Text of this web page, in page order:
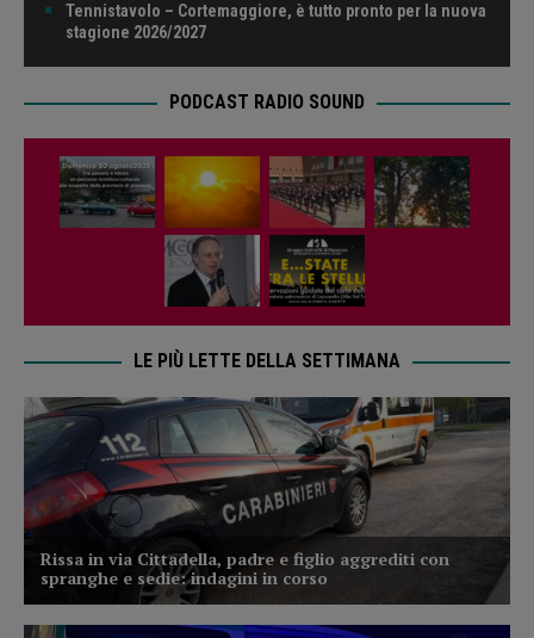
Tennistavolo – Cortemaggiore, è tutto pronto per la nuova
stagione 2026/2027
PODCAST RADIO SOUND
LE PIÙ LETTE DELLA SETTIMANA